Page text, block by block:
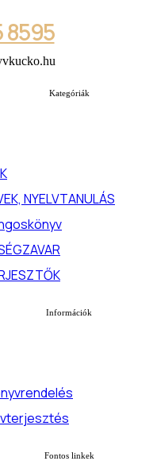
8595
Kategóriák
NYELVTANULÁS
Információk
Fontos linkek